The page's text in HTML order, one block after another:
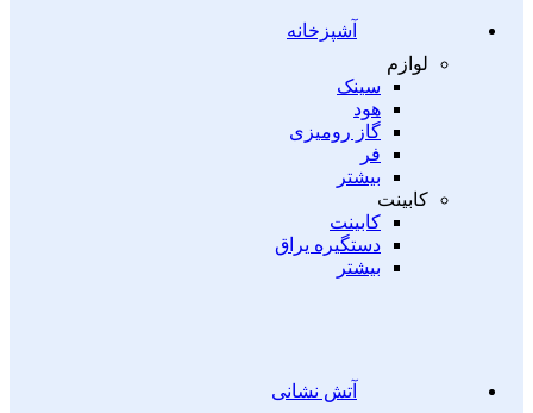
آشپزخانه
لوازم
سینک
هود
گاز رومیزی
فر
بیشتر
کابینت
کابینت
دستگیره یراق
بیشتر
آتش نشانی